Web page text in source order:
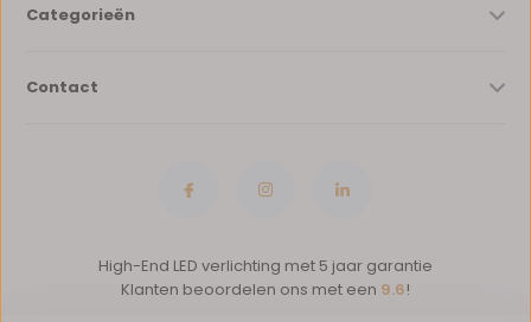
Categorieën
Contact
High-End LED verlichting met 5 jaar garantie
Klanten beoordelen ons met een 9.6!